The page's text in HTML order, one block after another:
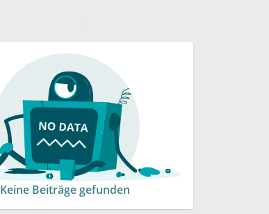
Keine Beiträge gefunden